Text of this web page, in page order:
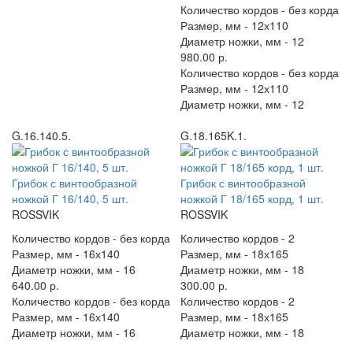
Количество кордов - без корда
Размер, мм - 12х110
Диаметр ножки, мм - 12
980.00 р.
Количество кордов - без корда
Размер, мм - 12х110
Диаметр ножки, мм - 12
G.16.140.5.
Грибок с винтообразной
ножкой Г 16/140, 5 шт.
ROSSVIK
Количество кордов - без корда
Размер, мм - 16х140
Диаметр ножки, мм - 16
640.00 р.
Количество кордов - без корда
Размер, мм - 16х140
Диаметр ножки, мм - 16
G.18.165K.1.
Грибок с винтообразной
ножкой Г 18/165 корд, 1 шт.
ROSSVIK
Количество кордов - 2
Размер, мм - 18х165
Диаметр ножки, мм - 18
300.00 р.
Количество кордов - 2
Размер, мм - 18х165
Диаметр ножки, мм - 18